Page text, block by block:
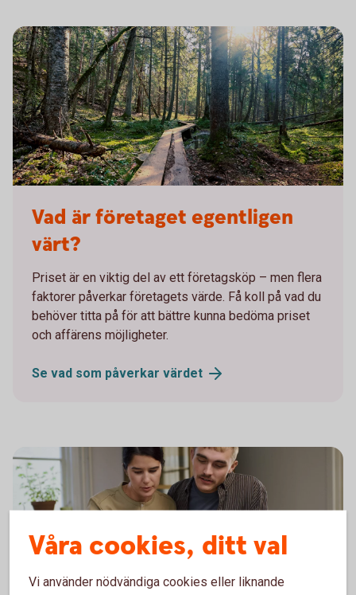
Vad är företaget egentligen
värt?
Priset är en viktig del av ett företagsköp – men flera
faktorer påverkar företagets värde. Få koll på vad du
behöver titta på för att bättre kunna bedöma priset
och affärens möjligheter.
Se vad som påverkar värdet
Våra cookies, ditt val
Vi använder nödvändiga cookies eller liknande